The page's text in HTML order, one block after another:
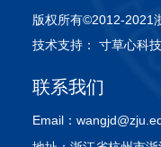
版权所有©2012-2021
技术支持： 寸草心科技
联系我们
Email：